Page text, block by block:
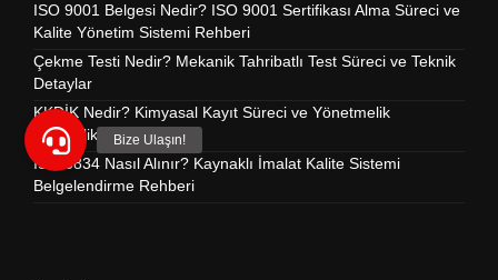
ISO 9001 Belgesi Nedir? ISO 9001 Sertifikası Alma Süreci ve
Kalite Yönetim Sistemi Rehberi
Çekme Testi Nedir? Mekanik Tahribatlı Test Süreci ve Teknik
Detaylar
KKDİK Nedir? Kimyasal Kayıt Süreci ve Yönetmelik
Gereklilikleri Rehberi
ISO 3834 Nasıl Alınır? Kaynaklı İmalat Kalite Sistemi
Belgelendirme Rehberi